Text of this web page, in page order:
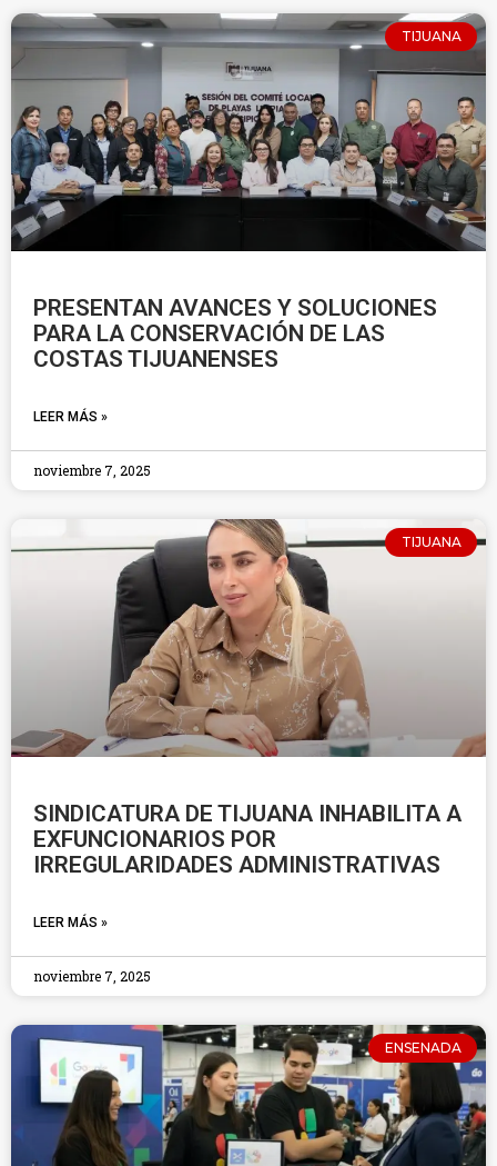
TIJUANA
PRESENTAN AVANCES Y SOLUCIONES
PARA LA CONSERVACIÓN DE LAS
COSTAS TIJUANENSES
LEER MÁS »
noviembre 7, 2025
TIJUANA
SINDICATURA DE TIJUANA INHABILITA A
EXFUNCIONARIOS POR
IRREGULARIDADES ADMINISTRATIVAS
LEER MÁS »
noviembre 7, 2025
ENSENADA